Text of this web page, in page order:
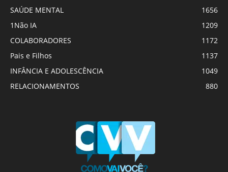
SAÚDE MENTAL
1656
1Não IA
1209
COLABORADORES
1172
Pais e Filhos
1137
INFÂNCIA E ADOLESCÊNCIA
1049
RELACIONAMENTOS
880